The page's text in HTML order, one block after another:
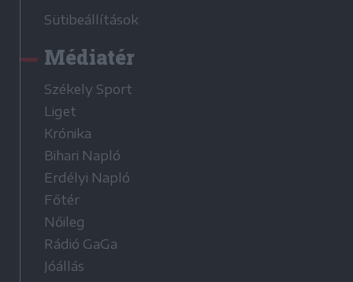
Sütibeállítások
Médiatér
Székely Sport
Liget
Krónika
Bihari Napló
Erdélyi Napló
Főtér
Nőileg
Rádió GaGa
Jóállás